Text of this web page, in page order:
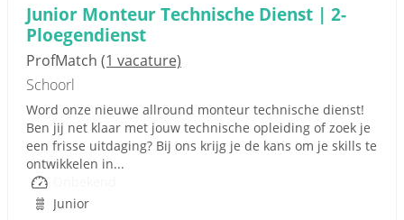
Junior Monteur Technische Dienst | 2-
Ploegendienst
ProfMatch (1 vacature)
Schoorl
Word onze nieuwe allround monteur technische dienst!
Ben jij net klaar met jouw technische opleiding of zoek je
een frisse uitdaging? Bij ons krijg je de kans om je skills te
ontwikkelen in...
Junior